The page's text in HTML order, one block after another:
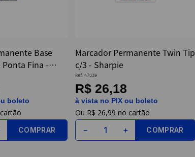
Base
Fina -
boleto
COMPRAR
Marcador Permanente Twin Tip
c/3 - Sharpie
Ref. 47039
R$ 26,18
à vista no PIX ou boleto
R$ 26,99
＋
－ COMPRAR